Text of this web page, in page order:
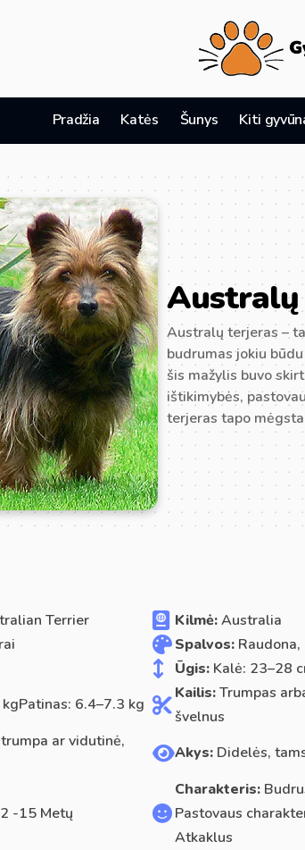
Pradžia Katės Šunys Kiti
Australų terjeras –
budrumas jokiu
šis mažylis buvo
ištikimybės,
terjeras tapo
Terrier Kilmė:Australia
Spalvos:Raudona,
Ūgis:Kalė: 23–28
6.4–7.3 kg
Kailis:Trumpas
švelnus
ar vidutinė,
Akys:Didelės,
-15 Metų
Charakteris:
Pastovaus
Atkaklus